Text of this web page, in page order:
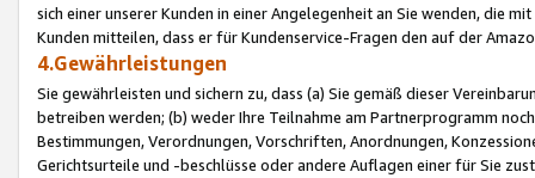
sich einer unserer Kunden in einer Angelegenheit an Sie wenden, die
Kunden mitteilen, dass er für Kundenservice-Fragen den auf der
4.Gewährleistungen
Sie gewährleisten und sichern zu, dass (a) Sie gemäß dieser
betreiben werden; (b) weder Ihre Teilnahme am Partnerprogramm
Bestimmungen, Verordnungen, Vorschriften, Anordnungen,
Gerichtsurteile und -beschlüsse oder andere Auflagen einer für Sie